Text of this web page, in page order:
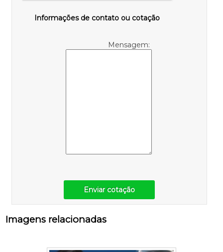
Informações de contato ou cotação
Mensagem:
Enviar cotação
Imagens relacionadas